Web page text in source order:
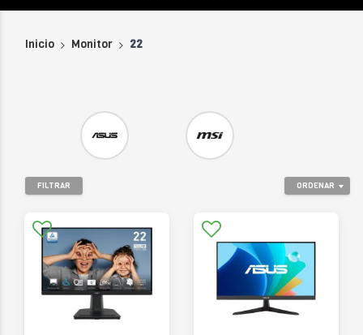
Inicio Monitor 22
ORDENAR
FILTRAR